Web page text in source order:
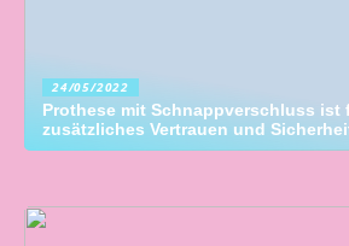
24/05/2022
Prothese mit Schnappverschluss ist
zusätzliches Vertrauen und